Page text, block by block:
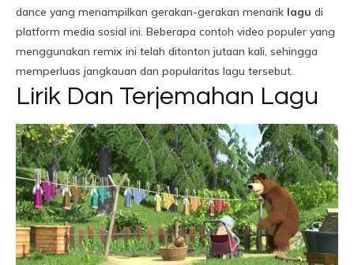
dance yang menampilkan gerakan-gerakan menarik lagu di
platform media sosial ini. Beberapa contoh video populer yang
menggunakan remix ini telah ditonton jutaan kali, sehingga
memperluas jangkauan dan popularitas lagu tersebut.
Lirik Dan Terjemahan Lagu